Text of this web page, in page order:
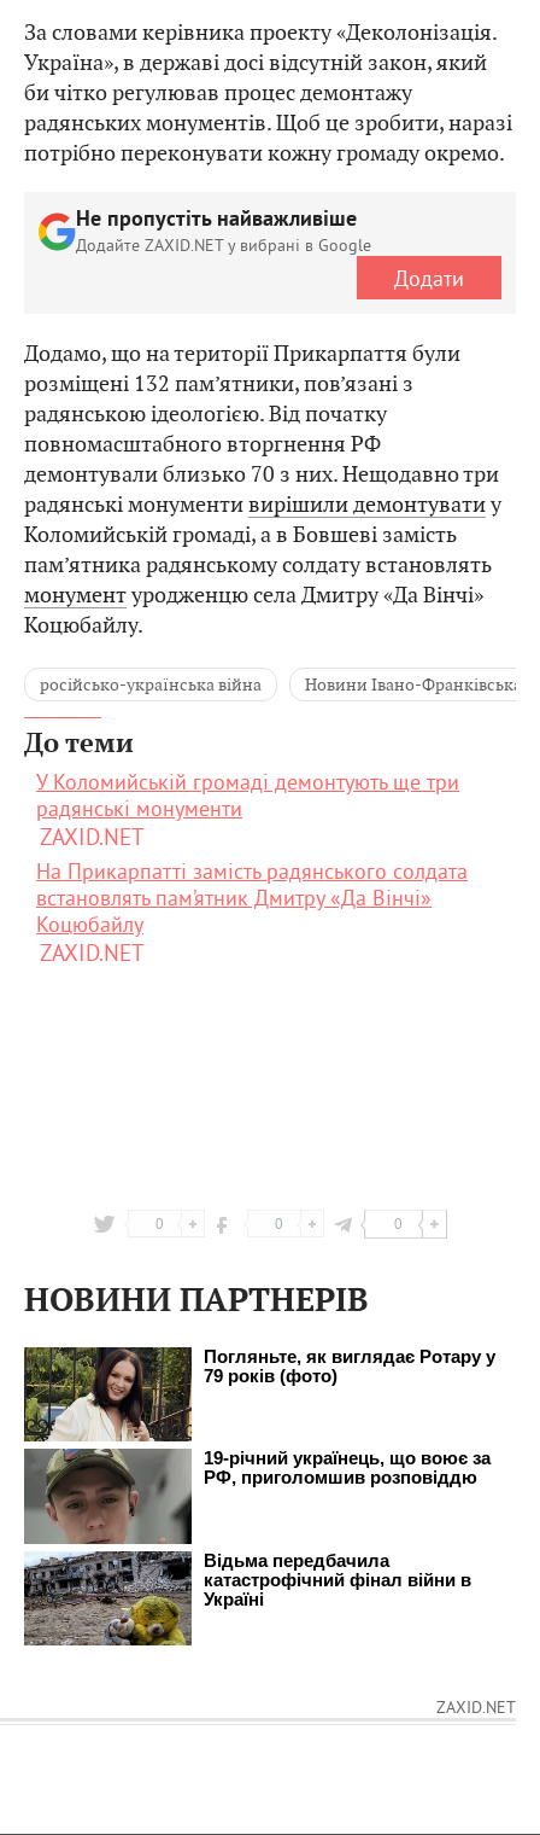
За словами керівника проекту «Деколонізація.
Україна», в державі досі відсутній закон, який
би чітко регулював процес демонтажу
радянських монументів. Щоб це зробити, наразі
потрібно переконувати кожну громаду окремо.
Не пропустіть найважливіше
Додайте ZAXID.NET у вибрані в Google
Додати
Додамо, що на території Прикарпаття були
розміщені 132 пам’ятники, пов’язані з
радянською ідеологією. Від початку
повномасштабного вторгнення РФ
демонтували близько 70 з них. Нещодавно три
радянські монументивирішили демонтуватиу
Коломийській громаді, а в Бовшеві замість
пам’ятника радянському солдату встановлять
монументуродженцю села Дмитру «Да Вінчі»
Коцюбайлу.
російсько-українська війна Новини Івано-Франківська
До теми
У Коломийській громаді демонтують ще три
радянські монументи
ZAXID.NET
На Прикарпатті замість радянського солдата
встановлять пам’ятник Дмитру «Да Вінчі»
Коцюбайлу
ZAXID.NET
0 0 0
НОВИНИ ПАРТНЕРІВ
ZAXID.NET